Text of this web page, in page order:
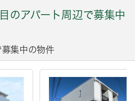
のアパート周辺で募集中
集中の物件